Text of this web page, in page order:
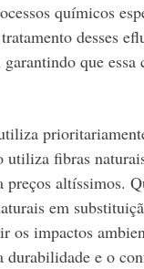
químicos
desses
que essa
utiliza fibras
preços altíssimos.
em
os impactos
durabilidade e o